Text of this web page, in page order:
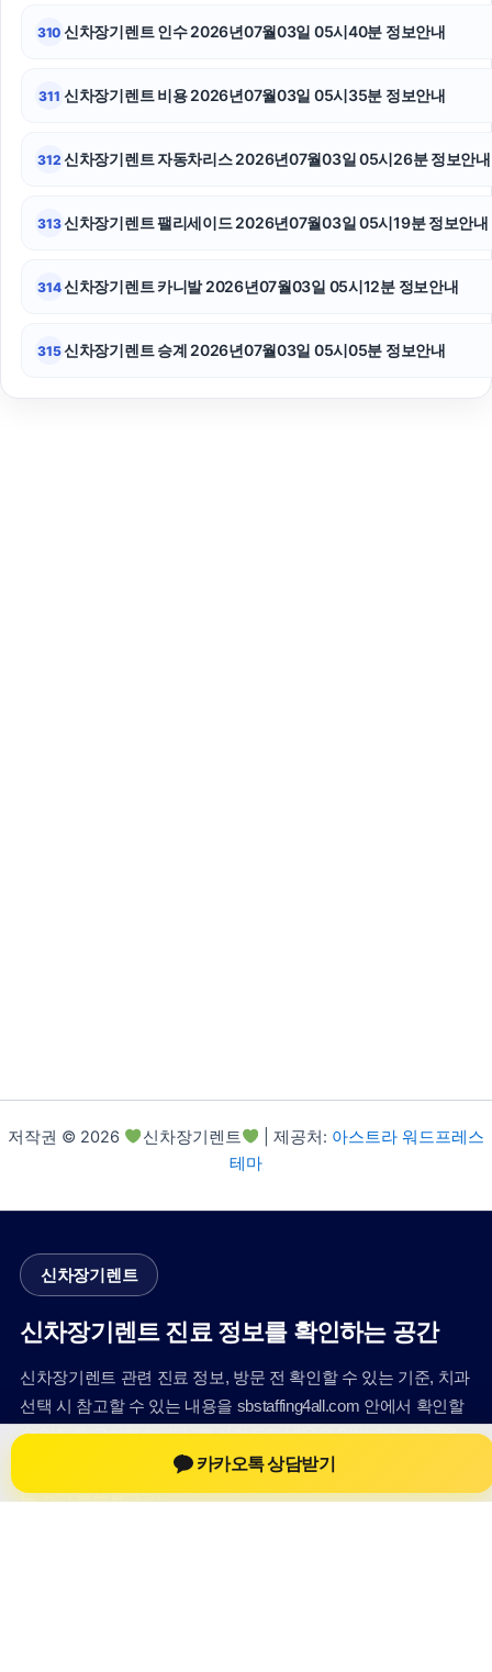
310 신차장기렌트 인수 2026년07월03일 05시40분 정보안내
311 신차장기렌트 비용 2026년07월03일 05시35분 정보안내
312 신차장기렌트 자동차리스 2026년07월03일 05시26분 정보안내
313신차장기렌트 팰리세이드 2026년07월03일 05시19분 정보안내
314신차장기렌트 카니발 2026년07월03일 05시12분 정보안내
315신차장기렌트 승계 2026년07월03일 05시05분 정보안내
저작권 © 2026 신차장기렌트 | 제공처: 아스트라 워드프레스
테마
신차장기렌트
신차장기렌트 진료 정보를 확인하는 공간
신차장기렌트 관련 진료 정보, 방문 전 확인할 수 있는 기준, 치과
선택 시 참고할 수 있는 내용을 sbstaffing4all.com 안에서 확인할
수 있도록 구성했습니다. 본 사이트의 내용은 일반 정보 제공을
위한 자료이며, 실제 진료 판단은 의료기관 상담을 통해 확인하
는 것이 필요합니다.
카카오톡 상담받기